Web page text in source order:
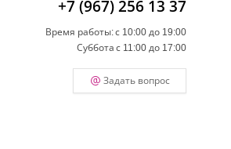
+7 (967) 256 13 37
Время работы:с 10:00 до 19:00
Субботас 11:00 до 17:00
Задать вопрос